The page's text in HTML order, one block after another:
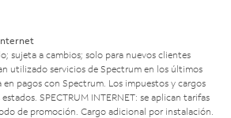
sujeta a cambios; solo para nuevos clientes
utilizado servicios de Spectrum en los últimos
pagos con Spectrum. Los impuestos y cargos
SPECTRUM INTERNET: se aplican tarifas
de promoción. Cargo adicional por instalación.